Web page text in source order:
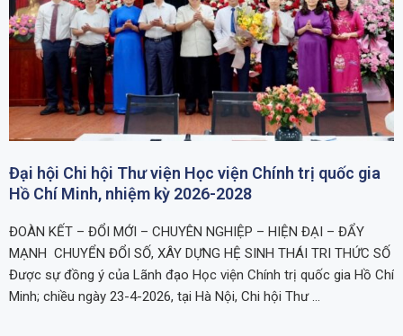
Đại hội Chi hội Thư viện Học viện Chính trị quốc gia
Hồ Chí Minh, nhiệm kỳ 2026-2028
ĐOÀN KẾT – ĐỔI MỚI – CHUYÊN NGHIỆP – HIỆN ĐẠI – ĐẨY
MẠNH CHUYỂN ĐỔI SỐ, XÂY DỰNG HỆ SINH THÁI TRI THỨC SỐ
Được sự đồng ý của Lãnh đạo Học viện Chính trị quốc gia Hồ Chí
Minh; chiều ngày 23-4-2026, tại Hà Nội, Chi hội Thư …